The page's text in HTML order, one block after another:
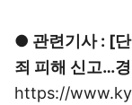
● 관련기사 : [
죄 피해 신고…
https://